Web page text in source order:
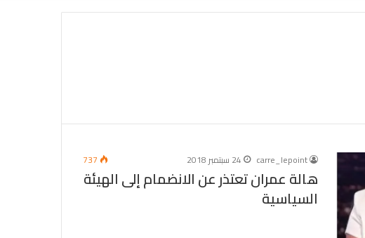
عنعمود
carre_lepoint 24 سبتمبر 2018 737
هالة عمران تعتذر عن الانضمام إلى الهيئة
السياسية